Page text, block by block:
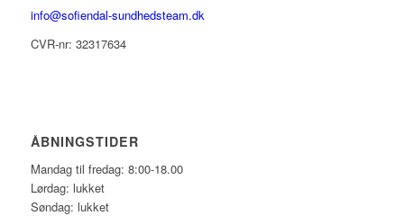
info@sofiendal-sundhedsteam.dk
CVR-nr: 32317634
ÅBNINGSTIDER
Mandag til fredag: 8:00-18.00
Lørdag: lukket
Søndag: lukket